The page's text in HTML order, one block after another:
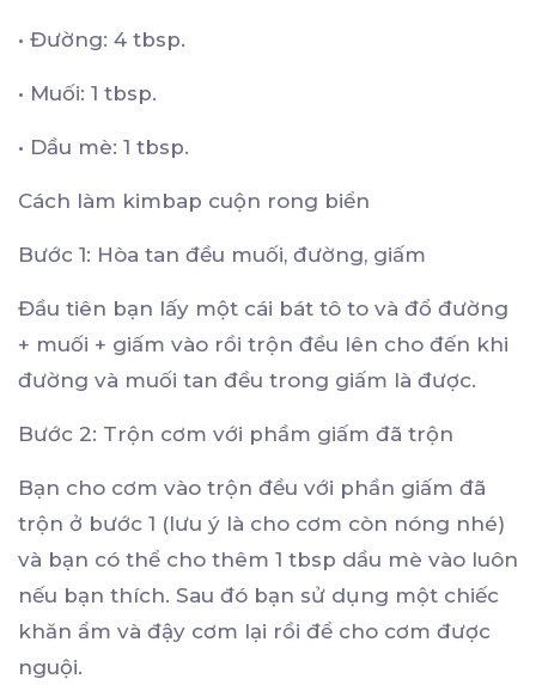
• Đường: 4 tbsp.
• Muối: 1 tbsp.
• Dầu mè: 1 tbsp.
Cách làm kimbap cuộn rong biển
Bước 1: Hòa tan đều muối, đường, giấm
Đầu tiên bạn lấy một cái bát tô to và đổ đường
+ muối + giấm vào rồi trộn đều lên cho đến khi
đường và muối tan đều trong giấm là được.
Bước 2: Trộn cơm với phầm giấm đã trộn
Bạn cho cơm vào trộn đều với phần giấm đã
trộn ở bước 1 (lưu ý là cho cơm còn nóng nhé)
và bạn có thể cho thêm 1 tbsp dầu mè vào luôn
nếu bạn thích. Sau đó bạn sử dụng một chiếc
khăn ẩm và đậy cơm lại rồi để cho cơm được
nguội.